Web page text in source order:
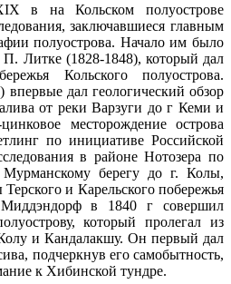
в на Кольском полуострове
заключавшиеся главным
полуострова. Начало им было
Литке (1828-1848), который дал
Кольского полуострова.
дал геологический обзор
от реки Варзуги до г Кеми и
месторождение острова
по инициативе Российской
в районе Нотозера по
берегу до г. Колы,
и Карельского побережья
в 1840 г совершил
который пролегал из
и Кандалакшу. Он первый дал
подчеркнув его самобытность,
к Хибинской тундре.